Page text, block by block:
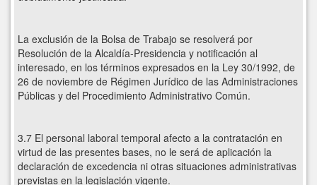
La exclusión de la Bolsa de Trabajo se resolverá por
Resolución de la Alcaldía-Presidencia y notificación al
interesado, en los términos expresados en la Ley 30/1992, de
26 de noviembre de Régimen Jurídico de las Administraciones
Públicas y del Procedimiento Administrativo Común.
3.7 El personal laboral temporal afecto a la contratación en
virtud de las presentes bases, no le será de aplicación la
declaración de excedencia ni otras situaciones administrativas
previstas en la legislación vigente.